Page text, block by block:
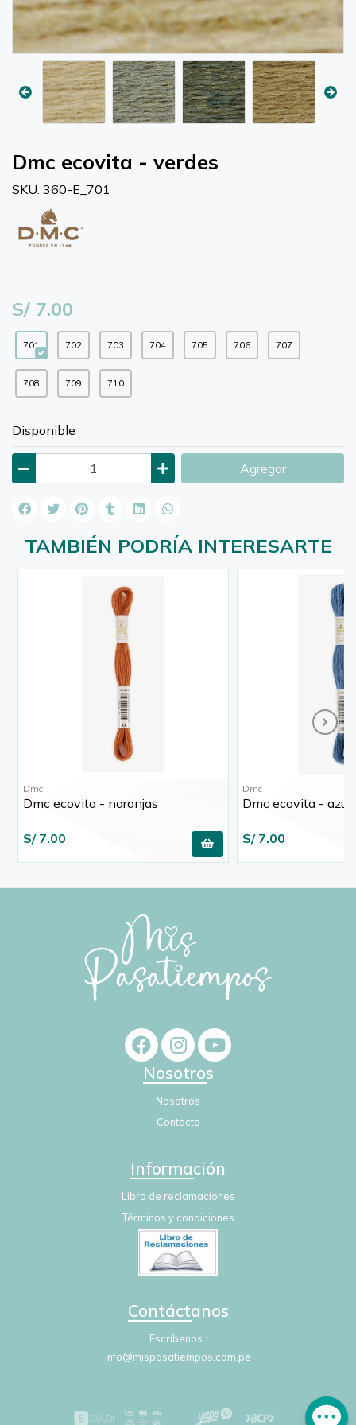
Dmc ecovita - verdes
SKU: 360-E_701
S/ 7.00
701 702 703 704 705 706 707
708 709 710
Disponible
Agregar
TAMBIÉN PODRÍA INTERESARTE
Dmc
Dmc ecovita - naranjas
S/ 7.00
Dmc
Dmc ecovita -
S/ 7.00
Nosotros
Nosotros
Contacto
Información
Libro de reclamaciones
Términos y condiciones
Contáctanos
Escríbenos
info@mispasatiempos.com.pe